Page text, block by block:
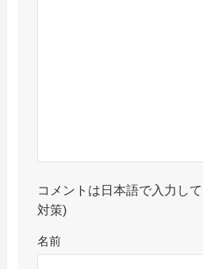
コメントは日本語で入力し
対策)
名前